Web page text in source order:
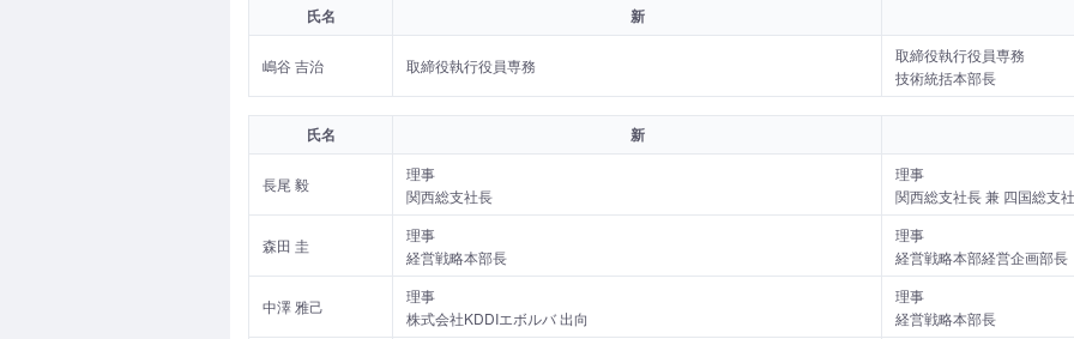
氏名 新
嶋谷 吉治 取締役執行役員専務
取締役執行役員専務
技術統括本部長
氏名 新
長尾 毅
理事
関西総支社長
理事
関西総支社長 兼 四国総支
森田 圭
理事
経営戦略本部長
理事
経営戦略本部経営企画部長
中澤 雅己
理事
株式会社KDDIエボルバ 出向
理事
経営戦略本部長